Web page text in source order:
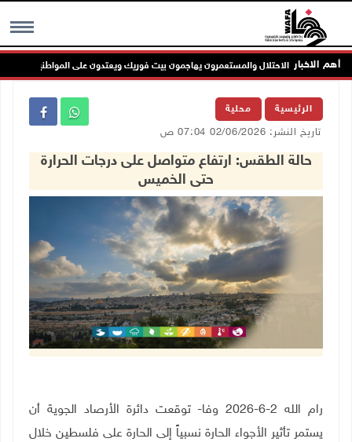
MENU أهم الاخبار
نابلس: الاحتلال والمستعمرون يهاجمون بيت فوريك ويعتدون على المواطنين
الرئيسية محلية
تاريخ النشر: 02/06/2026 07:04 ص
حالة الطقس: ارتفاع متواصل على درجات الحرارة
حتى الخميس
رام الله 2-6-2026 وفا- توقعت دائرة الأرصاد الجوية أن
يستمر تأثير الأجواء الحارة نسبياً إلى الحارة على فلسطين خلال